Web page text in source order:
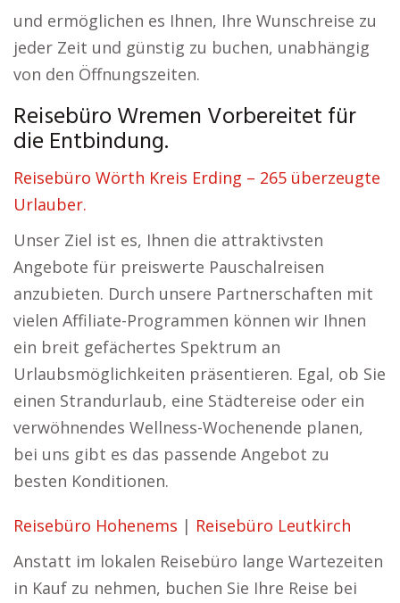
und ermöglichen es Ihnen, Ihre Wunschreise zu
jeder Zeit und günstig zu buchen, unabhängig
von den Öffnungszeiten.
Reisebüro Wremen Vorbereitet für
die Entbindung.
Reisebüro Wörth Kreis Erding – 265 überzeugte
Urlauber.
Unser Ziel ist es, Ihnen die attraktivsten
Angebote für preiswerte Pauschalreisen
anzubieten. Durch unsere Partnerschaften mit
vielen Affiliate-Programmen können wir Ihnen
ein breit gefächertes Spektrum an
Urlaubsmöglichkeiten präsentieren. Egal, ob Sie
einen Strandurlaub, eine Städtereise oder ein
verwöhnendes Wellness-Wochenende planen,
bei uns gibt es das passende Angebot zu
besten Konditionen.
Reisebüro Hohenems | Reisebüro Leutkirch
Anstatt im lokalen Reisebüro lange Wartezeiten
in Kauf zu nehmen, buchen Sie Ihre Reise bei